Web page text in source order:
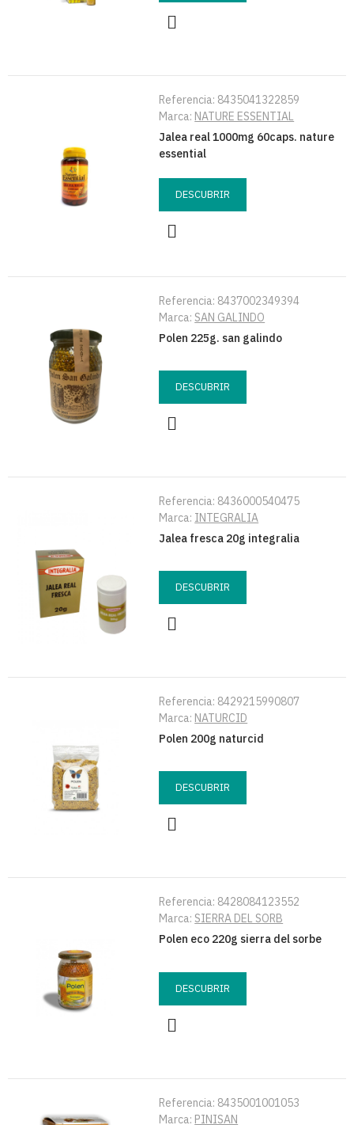
Referencia: 8435041322859
Marca: NATURE ESSENTIAL
Jalea real 1000mg 60caps. nature
essential
DESCUBRIR
Referencia: 8437002349394
Marca: SAN GALINDO
Polen 225g. san galindo
DESCUBRIR
Referencia: 8436000540475
Marca: INTEGRALIA
Jalea fresca 20g integralia
DESCUBRIR
Referencia: 8429215990807
Marca: NATURCID
Polen 200g naturcid
DESCUBRIR
Referencia: 8428084123552
Marca: SIERRA DEL SORB
Polen eco 220g sierra del sorbe
DESCUBRIR
Referencia: 8435001001053
Marca: PINISAN